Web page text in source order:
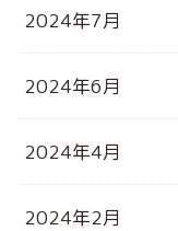
2024年7月
2024年6月
2024年4月
2024年2月